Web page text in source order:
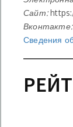
Сайт:
Вконтакте:
Сведения